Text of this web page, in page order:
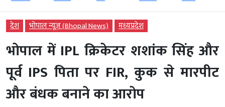
देश भोपाल न्यूज़ (Bhopal News) मध्‍यप्रदेश
भोपाल में IPL क्रिकेटर शशांक सिंह और
पूर्व IPS पिता पर FIR, कुक से मारपीट
और बंधक बनाने का आरोप